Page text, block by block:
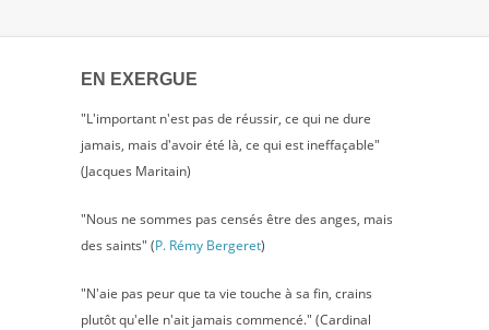
EN EXERGUE
"L'important n'est pas de réussir, ce qui ne dure
jamais, mais d'avoir été là, ce qui est ineffaçable"
(Jacques Maritain)
"Nous ne sommes pas censés être des anges, mais
des saints" (P. Rémy Bergeret)
"N'aie pas peur que ta vie touche à sa fin, crains
plutôt qu'elle n'ait jamais commencé." (Cardinal